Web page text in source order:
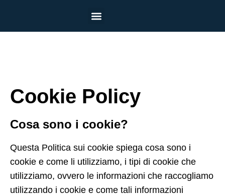
Cookie Policy
Cosa sono i cookie?
Questa Politica sui cookie spiega cosa sono i
cookie e come li utilizziamo, i tipi di cookie che
utilizziamo, ovvero le informazioni che raccogliamo
utilizzando i cookie e come tali informazioni